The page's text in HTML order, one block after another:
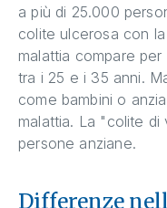
a più di 25.000
colite ulcerosa con
malattia compare
tra i 25 e i 35 anni.
come bambini o
malattia. La "colite
persone anziane.
Differenze